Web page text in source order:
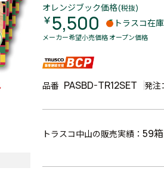
オレンジブック価格(税抜)
￥5,500 トラスコ在
メーカー希望小売価格 オープン価格
品番 PASBD-TR12SET 発注
トラスコ中山の販売実績： 59箱